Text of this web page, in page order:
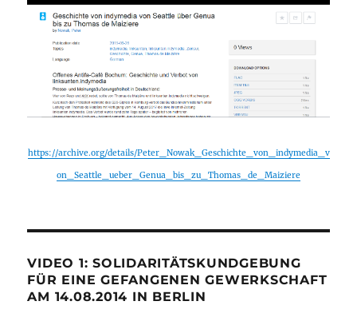
https://archive.org/details/Peter_Nowak_Geschichte_von_indymedia_v
on_Seattle_ueber_Genua_bis_zu_Thomas_de_Maiziere
VIDEO 1: SOLIDARITÄTSKUNDGEBUNG
FÜR EINE GEFANGENEN GEWERKSCHAFT
AM 14.08.2014 IN BERLIN